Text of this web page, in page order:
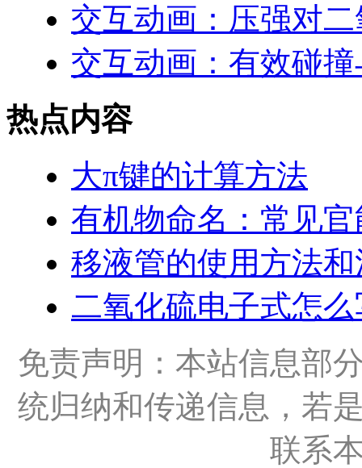
交互动画：压强对
交互动画：有效碰
热点内容
大π键的计算方法
有机物命名：常见
移液管的使用方法
二氧化硫电子式怎
免责声明：本站信息部
统归纳和传递信息，若
联系